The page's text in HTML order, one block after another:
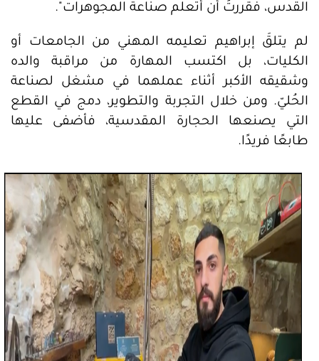
القدس، فقررتُ أن أتعلم صناعة المجوهرات".
لم يتلقَ إبراهيم تعليمه المهني من الجامعات أو
الكليات، بل اكتسب المهارة من مراقبة والده
وشقيقه الأكبر أثناء عملهما في مشغل لصناعة
الحُليّ. ومن خلال التجربة والتطوير، دمج في القطع
التي يصنعها الحجارة المقدسية، فأضفى عليها
طابعًا فريدًا.